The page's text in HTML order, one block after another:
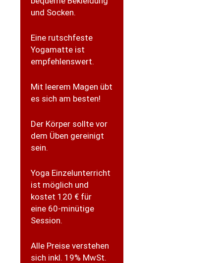
und Socken.
Eine rutschfeste
Yogamatte ist
empfehlenswert.
Mit leerem Magen übt
es sich am besten!
Der Körper sollte vor
dem Üben gereinigt
sein.
Yoga Einzelunterricht
ist möglich und
kostet 120 € für
eine 60-minütige
Session.
Alle Preise verstehen
sich inkl. 19% MwSt.